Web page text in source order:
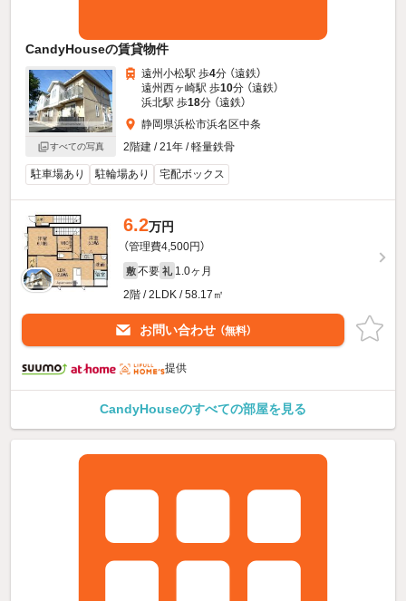
CandyHouseの賃貸物件
すべての写真
遠州小松駅 歩4分 （遠鉄）
遠州西ヶ崎駅 歩10分 （遠鉄）
浜北駅 歩18分 （遠鉄）
静岡県浜松市浜名区中条
2階建 / 21年 / 軽量鉄骨
駐車場あり 駐輪場あり 宅配ボックス
6.2万円
（管理費4,500円）
敷 不要 礼 1.0ヶ月
2階 / 2LDK / 58.17㎡
お問い合わせ （無料）
提供
CandyHouseのすべての部屋を見る